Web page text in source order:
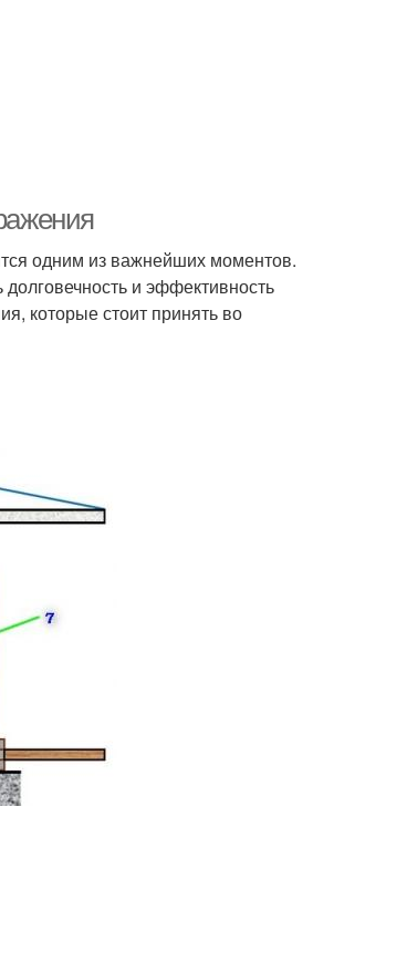
одним из важнейших моментов.
и эффективность
которые стоит принять во